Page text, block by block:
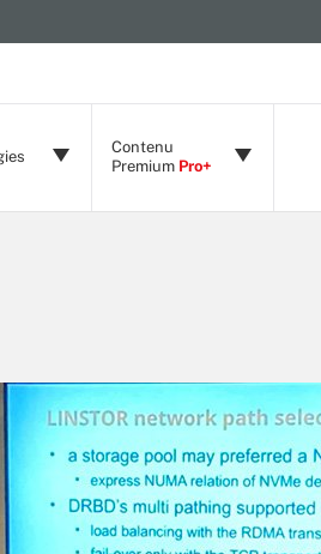
Contenu
Premium Pro+